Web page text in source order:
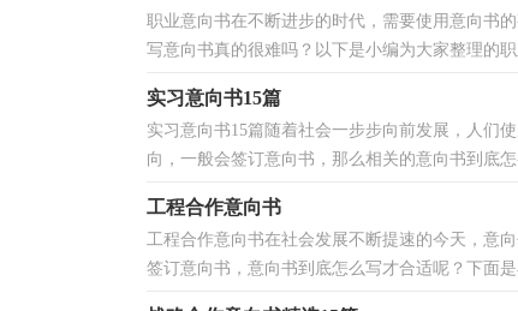
职业意向书在不断进步的时代，需要使用意向书
写意向书真的很难吗？以下是小编为大家整理的
实习意向书15篇
实习意向书15篇随着社会一步步向前发展，人们
向，一般会签订意向书，那么相关的意向书到底
工程合作意向书
工程合作意向书在社会发展不断提速的今天，意
签订意向书，意向书到底怎么写才合适呢？下面